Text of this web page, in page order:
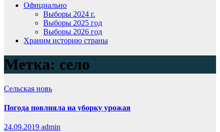
Официально
Выборы 2024 г.
Выборы 2025 год
Выборы 2026 год
Храним историю страны
Метка: село
Сельская новь
Погода повлияла на уборку урожая
24.09.2019 admin